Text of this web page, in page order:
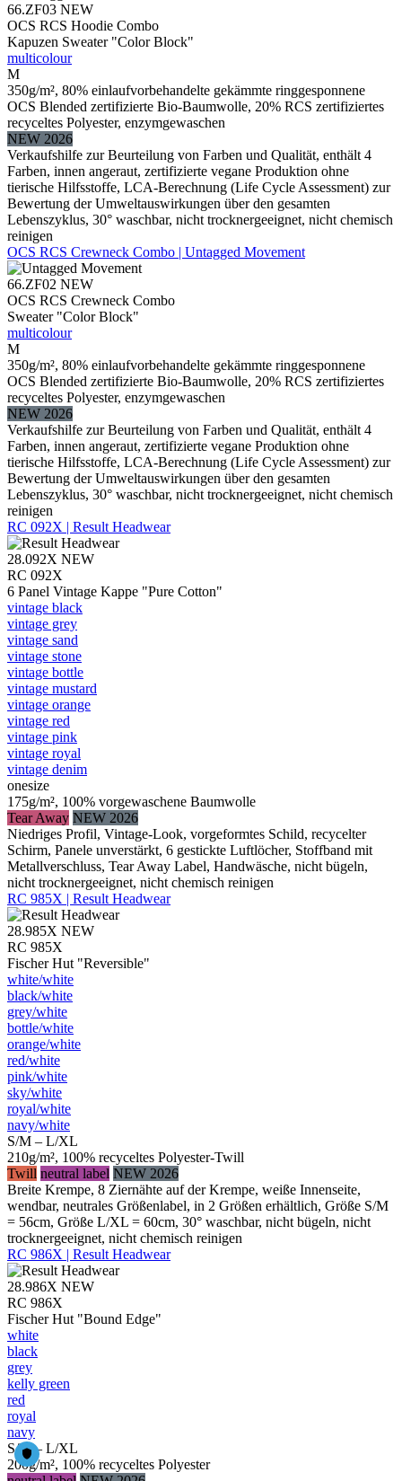
66.ZF03 NEW
OCS RCS Hoodie Combo
Kapuzen Sweater "Color Block"
multicolour
M
350g/m², 80% einlaufvorbehandelte gekämmte ringgesponnene
OCS Blended zertifizierte Bio-Baumwolle, 20% RCS zertifiziertes
recyceltes Polyester, enzymgewaschen
NEW 2026
Verkaufshilfe zur Beurteilung von Farben und Qualität, enthält 4
Farben, innen angeraut, zertifizierte vegane Produktion ohne
tierische Hilfsstoffe, LCA-Berechnung (Life Cycle Assessment) zur
Bewertung der Umweltauswirkungen über den gesamten
Lebenszyklus, 30° waschbar, nicht trocknergeeignet, nicht chemisch
reinigen
OCS RCS Crewneck Combo | Untagged Movement
66.ZF02 NEW
OCS RCS Crewneck Combo
Sweater "Color Block"
multicolour
M
350g/m², 80% einlaufvorbehandelte gekämmte ringgesponnene
OCS Blended zertifizierte Bio-Baumwolle, 20% RCS zertifiziertes
recyceltes Polyester, enzymgewaschen
NEW 2026
Verkaufshilfe zur Beurteilung von Farben und Qualität, enthält 4
Farben, innen angeraut, zertifizierte vegane Produktion ohne
tierische Hilfsstoffe, LCA-Berechnung (Life Cycle Assessment) zur
Bewertung der Umweltauswirkungen über den gesamten
Lebenszyklus, 30° waschbar, nicht trocknergeeignet, nicht chemisch
reinigen
RC 092X | Result Headwear
28.092X NEW
RC 092X
6 Panel Vintage Kappe "Pure Cotton"
vintage black
vintage grey
vintage sand
vintage stone
vintage bottle
vintage mustard
vintage orange
vintage red
vintage pink
vintage royal
vintage denim
onesize
175g/m², 100% vorgewaschene Baumwolle
Tear Away NEW 2026
Niedriges Profil, Vintage-Look, vorgeformtes Schild, recycelter
Schirm, Panele unverstärkt, 6 gestickte Luftlöcher, Stoffband mit
Metallverschluss, Tear Away Label, Handwäsche, nicht bügeln,
nicht trocknergeeignet, nicht chemisch reinigen
RC 985X | Result Headwear
28.985X NEW
RC 985X
Fischer Hut "Reversible"
white/​white
black/​white
grey/​white
bottle/​white
orange/​white
red/​white
pink/​white
sky/​white
royal/​white
navy/​white
S/M – L/XL
210g/m², 100% recyceltes Polyester-Twill
Twill neutral label NEW 2026
Breite Krempe, 8 Ziernähte auf der Krempe, weiße Innenseite,
wendbar, neutrales Größenlabel, in 2 Größen erhältlich, Größe S/M
= 56cm, Größe L/XL = 60cm, 30° waschbar, nicht bügeln, nicht
trocknergeeignet, nicht chemisch reinigen
RC 986X | Result Headwear
28.986X NEW
RC 986X
Fischer Hut "Bound Edge"
white
black
grey
kelly green
red
royal
navy
S/M – L/XL
200g/m², 100% recyceltes Polyester